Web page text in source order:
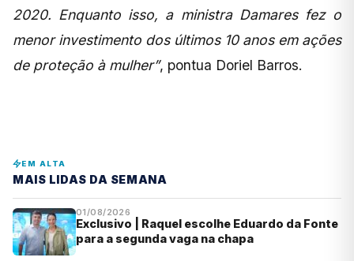
2020. Enquanto isso, a ministra Damares fez o
menor investimento dos últimos 10 anos em ações
de proteção à mulher”, pontua Doriel Barros.
EM ALTA
MAIS LIDAS DA SEMANA
01/08/2026
Exclusivo | Raquel escolhe Eduardo da Fonte
para a segunda vaga na chapa